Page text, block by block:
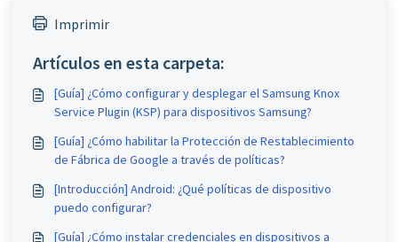
Imprimir
Artículos en esta carpeta:
[Guía] ¿Cómo configurar y desplegar el Samsung Knox
Service Plugin (KSP) para dispositivos Samsung?
[Guía] ¿Cómo habilitar la Protección de Restablecimiento
de Fábrica de Google a través de políticas?
[Introducción] Android: ¿Qué políticas de dispositivo
puedo configurar?
[Guía] ¿Cómo instalar credenciales en dispositivos a